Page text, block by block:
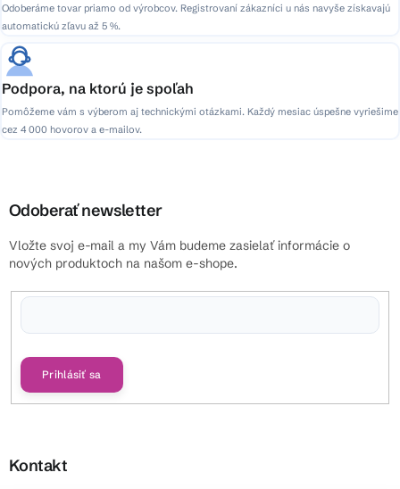
Odoberáme tovar priamo od výrobcov. Registrovaní zákazníci u nás navyše získavajú
automatickú zľavu až 5 %.
Podpora, na ktorú je spoľah
Pomôžeme vám s výberom aj technickými otázkami. Každý mesiac úspešne vyriešime
cez 4 000 hovorov a e-mailov.
Odoberať newsletter
Vložte svoj e-mail a my Vám budeme zasielať informácie o
nových produktoch na našom e-shope.
Prihlásiť sa
Kontakt